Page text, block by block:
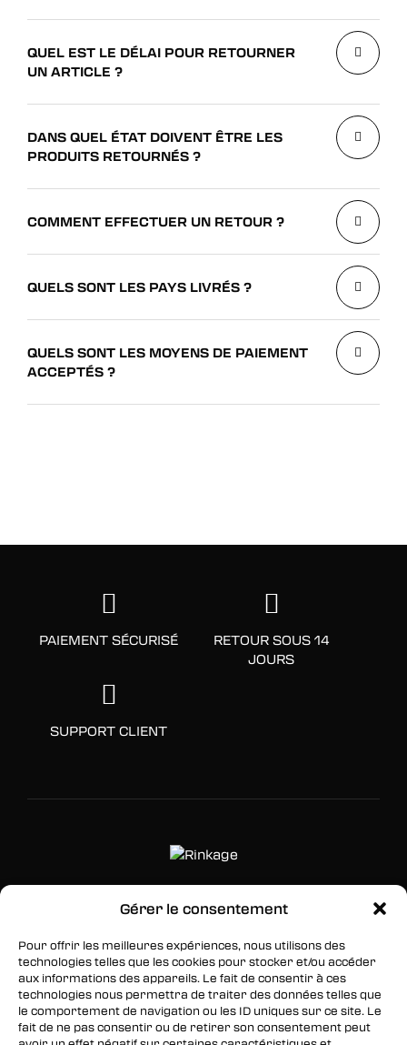
Gérer le consentement
Pour offrir les meilleures expériences, nous utilisons des
technologies telles que les cookies pour stocker et/ou accéder
aux informations des appareils. Le fait de consentir à ces
technologies nous permettra de traiter des données telles que
le comportement de navigation ou les ID uniques sur ce site. Le
fait de ne pas consentir ou de retirer son consentement peut
QUEL EST LE DÉLAI POUR RETOURNER
UN ARTICLE ?
DANS QUEL ÉTAT DOIVENT ÊTRE LES
PRODUITS RETOURNÉS ?
COMMENT EFFECTUER UN RETOUR ?
QUELS SONT LES PAYS LIVRÉS ?
QUELS SONT LES MOYENS DE PAIEMENT
ACCEPTÉS ?
PAIEMENT SÉCURISÉ
RETOUR SOUS 14
JOURS
SUPPORT CLIENT
SUIVEZ-NOUS
Facebook
Twitter
Instagram